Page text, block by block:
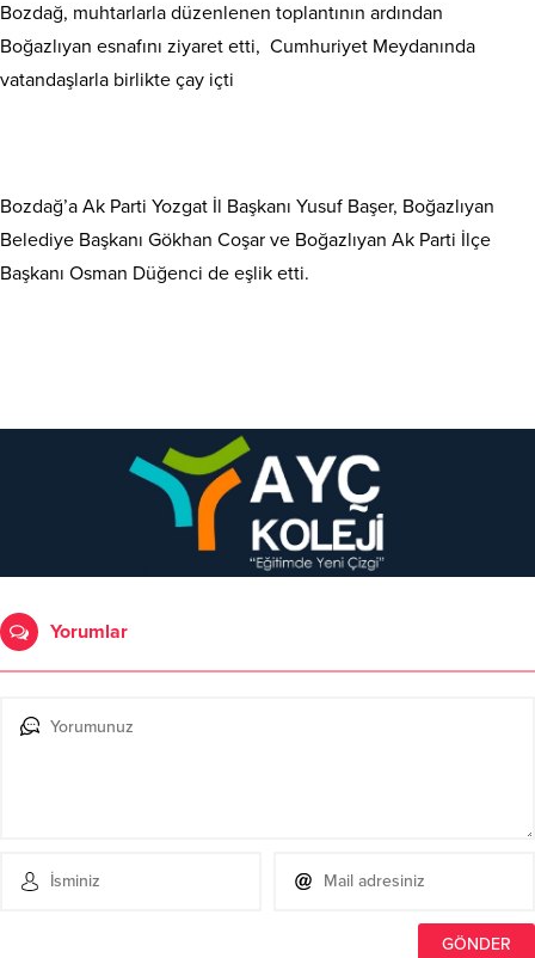
Bozdağ, muhtarlarla düzenlenen toplantının ardından
Boğazlıyan esnafını ziyaret etti, Cumhuriyet Meydanında
vatandaşlarla birlikte çay içti
Bozdağ’a Ak Parti Yozgat İl Başkanı Yusuf Başer, Boğazlıyan
Belediye Başkanı Gökhan Coşar ve Boğazlıyan Ak Parti İlçe
Başkanı Osman Düğenci de eşlik etti.
Yorumlar